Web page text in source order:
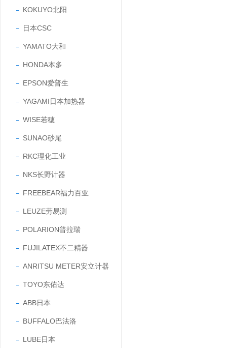
KOKUYO北阳
日本CSC
YAMATO大和
HONDA本多
EPSON爱普生
YAGAMI日本加热器
WISE若穂
SUNAO砂尾
RKC理化工业
NKS长野计器
FREEBEAR福力百亚
LEUZE劳易测
POLARION普拉瑞
FUJILATEX不二精器
ANRITSU METER安立计器
TOYO东佑达
ABB日本
BUFFALO巴法洛
LUBE日本